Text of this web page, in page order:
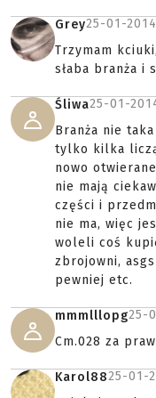
Grey25-01-
Trzymam
słaba branża i
Śliwa25-01-
Branża nie
tylko kilka
nowo
nie mają
części i
nie ma, więc
woleli coś
zbrojowni,
pewniej etc.
mmmlllopg25-
Cm.028 za
Karol8825-01-